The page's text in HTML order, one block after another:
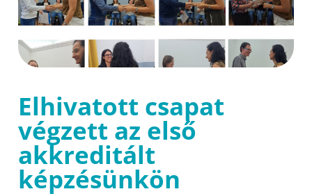
Elhivatott csapat
végzett az első
akkreditált
képzésünkön